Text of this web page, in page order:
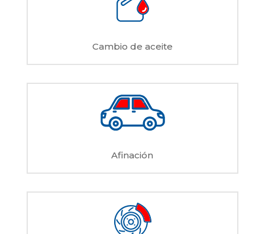
Cambio de aceite
Afinación